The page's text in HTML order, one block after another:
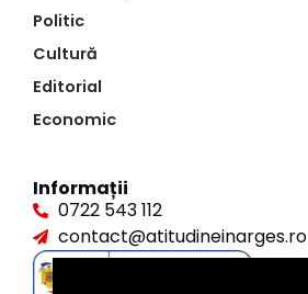
Politic
Cultură
Editorial
Economic
Informații
0722 543 112
contact@atitudineinarges.ro